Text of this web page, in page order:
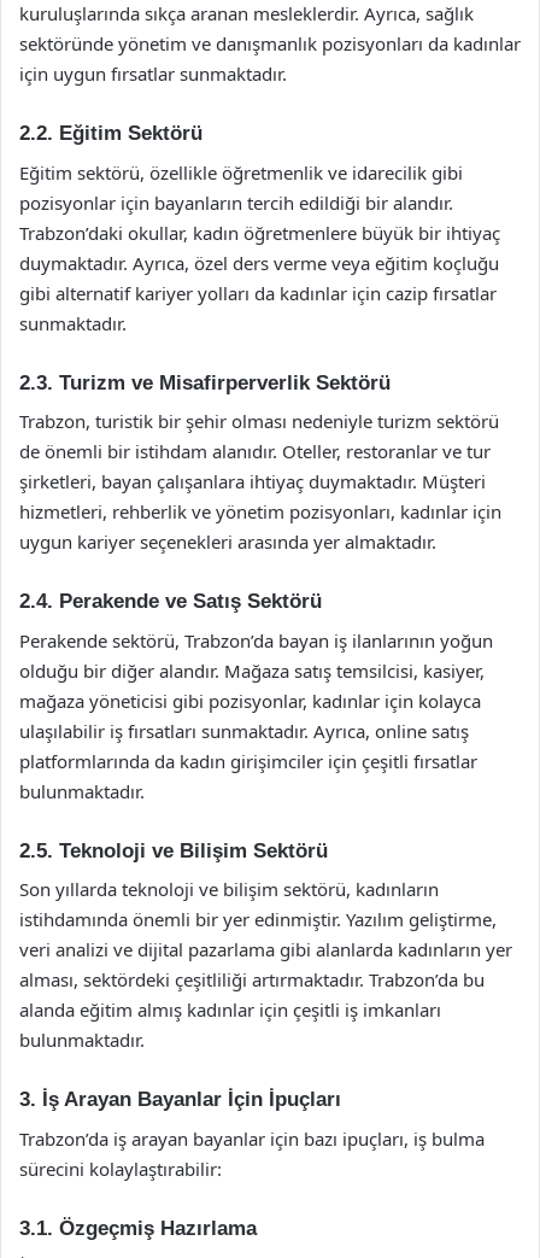
kuruluşlarında sıkça aranan mesleklerdir. Ayrıca, sağlık
sektöründe yönetim ve danışmanlık pozisyonları da kadınlar
için uygun fırsatlar sunmaktadır.
2.2. Eğitim Sektörü
Eğitim sektörü, özellikle öğretmenlik ve idarecilik gibi
pozisyonlar için bayanların tercih edildiği bir alandır.
Trabzon’daki okullar, kadın öğretmenlere büyük bir ihtiyaç
duymaktadır. Ayrıca, özel ders verme veya eğitim koçluğu
gibi alternatif kariyer yolları da kadınlar için cazip fırsatlar
sunmaktadır.
2.3. Turizm ve Misafirperverlik Sektörü
Trabzon, turistik bir şehir olması nedeniyle turizm sektörü
de önemli bir istihdam alanıdır. Oteller, restoranlar ve tur
şirketleri, bayan çalışanlara ihtiyaç duymaktadır. Müşteri
hizmetleri, rehberlik ve yönetim pozisyonları, kadınlar için
uygun kariyer seçenekleri arasında yer almaktadır.
2.4. Perakende ve Satış Sektörü
Perakende sektörü, Trabzon’da bayan iş ilanlarının yoğun
olduğu bir diğer alandır. Mağaza satış temsilcisi, kasiyer,
mağaza yöneticisi gibi pozisyonlar, kadınlar için kolayca
ulaşılabilir iş fırsatları sunmaktadır. Ayrıca, online satış
platformlarında da kadın girişimciler için çeşitli fırsatlar
bulunmaktadır.
2.5. Teknoloji ve Bilişim Sektörü
Son yıllarda teknoloji ve bilişim sektörü, kadınların
istihdamında önemli bir yer edinmiştir. Yazılım geliştirme,
veri analizi ve dijital pazarlama gibi alanlarda kadınların yer
alması, sektördeki çeşitliliği artırmaktadır. Trabzon’da bu
alanda eğitim almış kadınlar için çeşitli iş imkanları
bulunmaktadır.
3. İş Arayan Bayanlar İçin İpuçları
Trabzon’da iş arayan bayanlar için bazı ipuçları, iş bulma
sürecini kolaylaştırabilir:
3.1. Özgeçmiş Hazırlama